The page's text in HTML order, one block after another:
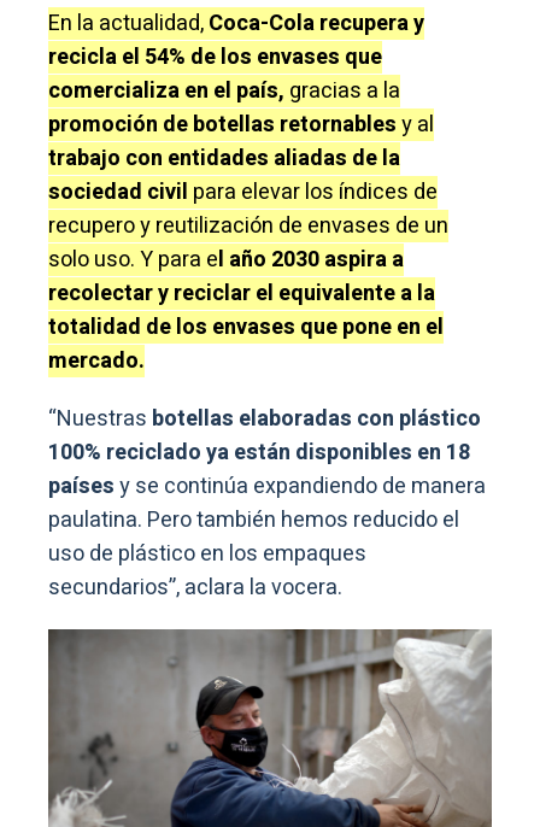
En la actualidad,Coca-Cola recupera y
recicla el 54% de los envases que
comercializa en el país, gracias a la
promoción de botellas retornablesy al
trabajo con entidades aliadas de la
sociedad civil para elevar los índices de
recupero y reutilización de envases de un
solo uso. Y para el año 2030 aspira a
recolectar y reciclar el equivalente a la
totalidad de los envases que pone en el
mercado.
“Nuestras botellas elaboradas con plástico
100% reciclado ya están disponibles en 18
paísesy se continúa expandiendo de manera
paulatina. Pero también hemos reducido el
uso de plástico en los empaques
secundarios”, aclara la vocera.